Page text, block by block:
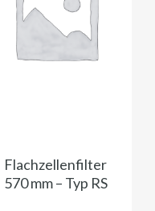
Flachzellenfilter
570 mm – Typ RS